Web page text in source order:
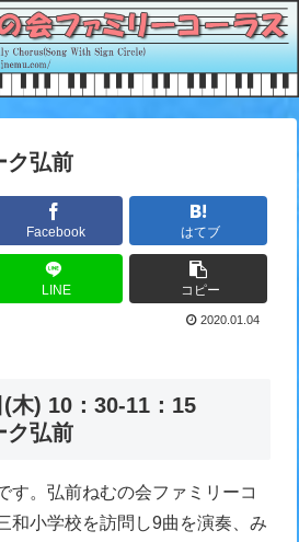
ク弘前
Facebook はてブ
LINE コピー
2020.01.04
木) 10：30-11：15
ク弘前
す。弘前ねむの会ファミリーコ
和小学校を訪問し9曲を演奏、み